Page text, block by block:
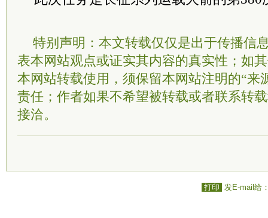
特别声明：本文转载仅仅是出于传播信
表本网站观点或证实其内容的真实性；如
本网站转载使用，须保留本网站注明的“来
责任；作者如果不希望被转载或者联系转
接洽。
打印 发E-mail给